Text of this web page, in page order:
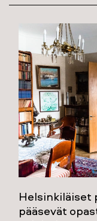
Helsinkiläiset
pääsevät